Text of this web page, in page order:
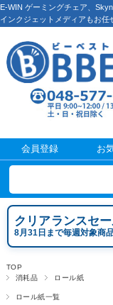
E-WIN ゲーミングチェア、
インクジェットメディアもお任
会員登録 お
クリアランスセ
8月31日まで毎週対象商
TOP
消耗品
ロール紙
ロール紙一覧